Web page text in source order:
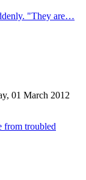
"They are…
01 March 2012
from troubled